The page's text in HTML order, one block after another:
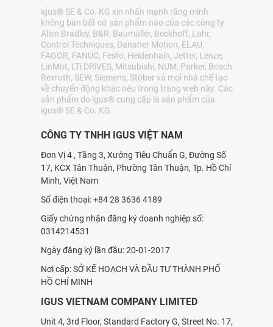
igus® SE & Co. KG xin nhấn mạnh rằng mình
không bán bất cứ sản phẩm nào của các công ty
Allen Bradley, B&R, Baumüller, Beckhoff, Lahr,
Control Techniques, Danaher Motion, ELAU,
FAGOR, FANUC, Festo, Heidenhain, Jetter, Lenze,
LinMot, LTi DRiVES, Mitsubishi, NUM, Parker, Bosch
Rexroth, SEW, Siemens, Stöber và mọi nhà chế tạo
về chuyển động khác nêu trong trang web này. Các
sản phẩm do igus® cung cấp là sản phẩm của
igus® SE & Co. KG
CÔNG TY TNHH IGUS VIỆT NAM
Đơn Vị 4 , Tầng 3, Xưởng Tiêu Chuẩn G, Đường Số
17, KCX Tân Thuận, Phường Tân Thuận, Tp. Hồ Chí
Minh, Việt Nam
Số điện thoại: +84 28 3636 4189
Giấy chứng nhận đăng ký doanh nghiệp số:
0314214531
Ngày đăng ký lần đầu: 20-01-2017
Nơi cấp: SỞ KẾ HOẠCH VÀ ÐẦU TƯ THÀNH PHỐ
HỒ CHÍ MINH
IGUS VIETNAM COMPANY LIMITED
Unit 4, 3rd Floor, Standard Factory G, Street No. 17,